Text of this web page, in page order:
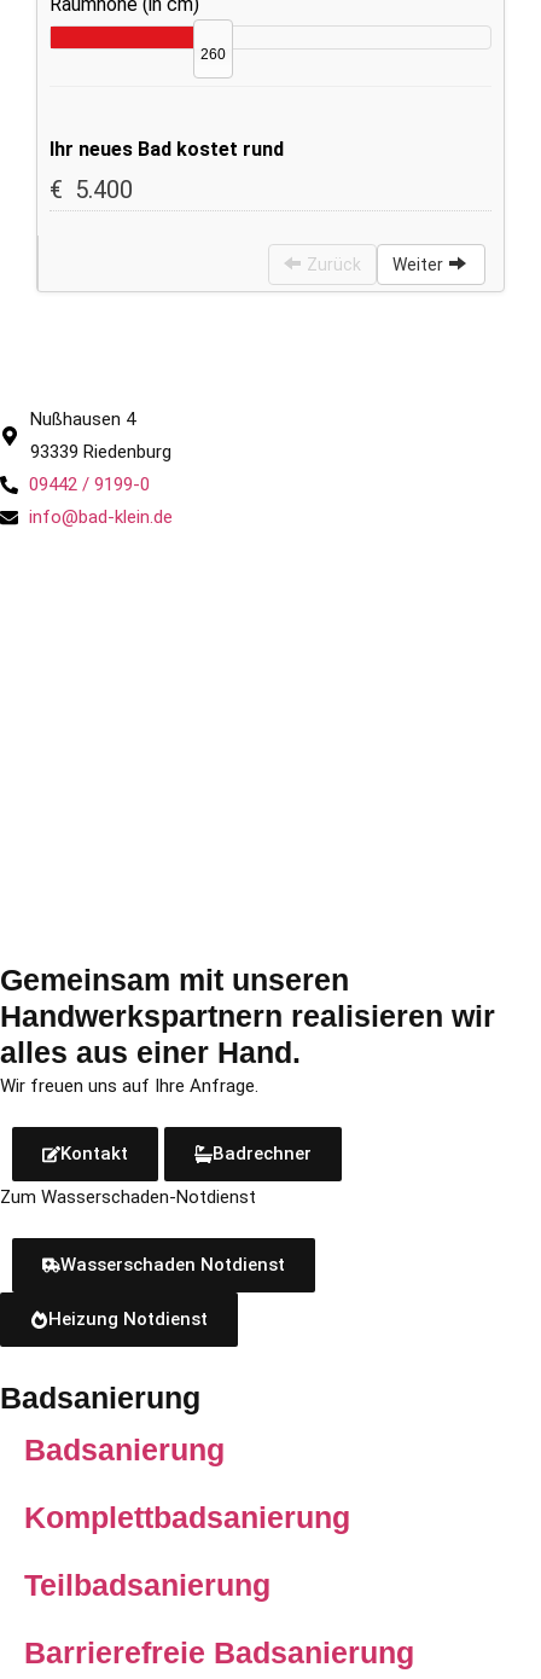
Nußhausen 4
93339 Riedenburg
09442 / 9199-0
info@bad-klein.de
Gemeinsam mit un­se­ren
Handwerkspartnern re­a­li­sie­ren wir
alles aus einer Hand.
Wir freu­en uns auf Ihre Anfrage.
Kontakt
Badrechner
Zum Wasserschaden-Notdienst
Wasserschaden Notdienst
Heizung Notdienst
Badsanierung
Badsanierung
Komplettbadsanierung
Teilbadsanierung
Barrierefreie Badsanierung